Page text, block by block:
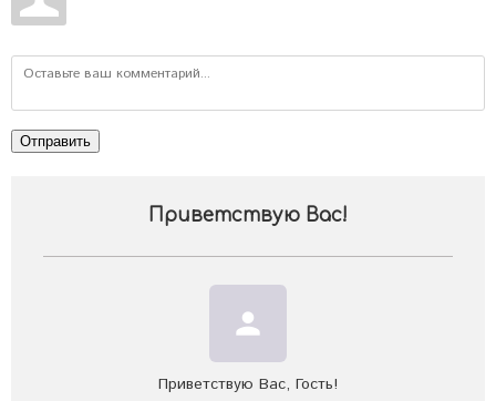
Отправить
Приветствую Вас!
person
Приветствую Вас, Гость!